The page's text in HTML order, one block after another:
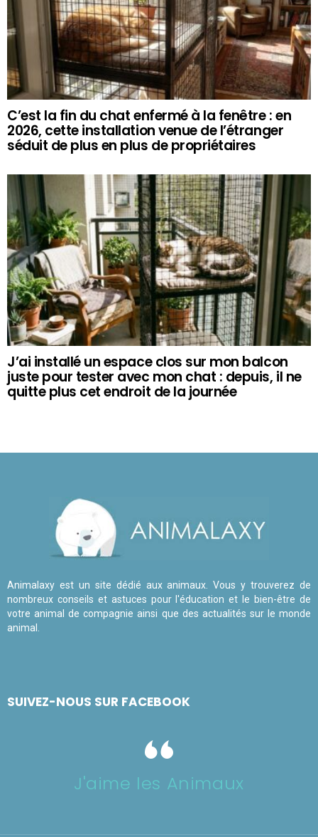
C’est la fin du chat enfermé à la fenêtre : en
2026, cette installation venue de l’étranger
séduit de plus en plus de propriétaires
J’ai installé un espace clos sur mon balcon
juste pour tester avec mon chat : depuis, il ne
quitte plus cet endroit de la journée
Animalaxy est un site dédié aux animaux. Vous y trouverez de
nombreux conseils et astuces pour l'éducation et le bien-être de
votre animal de compagnie ainsi que des actualités sur le monde
animal.
SUIVEZ-NOUS SUR FACEBOOK
J'aime les Animaux